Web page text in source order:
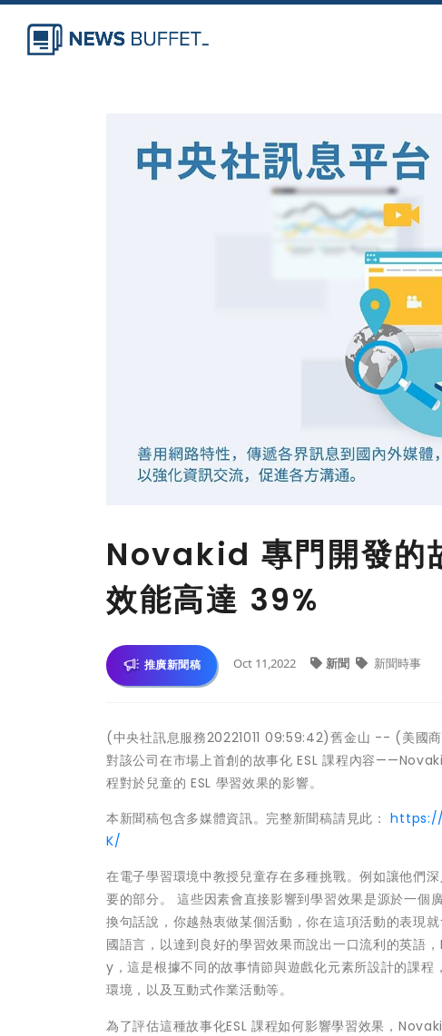
Novakid 專門開發的
效能高達 39%
推廣新聞稿 Oct 11,2022 新聞 新聞時事
(中央社訊息服務20221011 09:59:42)舊金山 -- (美國
對該公司在市場上首創的故事化 ESL 課程內容
程對於兒童的 ESL 學習效果的影響。
本新聞稿包含多媒體資訊。完整新聞稿請見此：https://
K/
在電子學習環境中教授兒童存在多種挑戰。例如讓他們
要的部分。 這些因素會直接影響到學習效果是源於一個
換句話說，你越熱衷做某個活動，你在這項活動的表現
國語言，以達到良好的學習效果而說出一口流利的英
y，這是根據不同的故事情節與遊戲化元素所設計的課
環境，以及互動式作業活動等。
為了評估這種故事化ESL 課程如何影響學習效果，